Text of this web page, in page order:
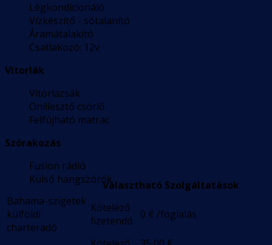
Légkondicionáló
Vízkészítő - sótalanító
Áramátalakító
Csatlakozó: 12v
Vitorlák
Vitorlazsák
Önillesztő csörlő
Felfújható matrac
Szórakozás
Fusion rádió
Külső hangszórókVálasztható Szolgáltatások
Bahama-szigetek
külföldi
charteradó
Kötelező
fizetendő
0 € /foglalás